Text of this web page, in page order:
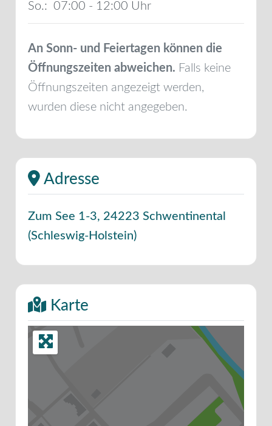
So.: 07:00 - 12:00
An Sonn- und Feiertagen können die
Öffnungszeiten abweichen. Falls keine
Öffnungszeiten angezeigt werden,
wurden diese nicht angegeben.
Adresse
Zum See 1-3, 24223 Schwentinental
(Schleswig-Holstein)
Karte